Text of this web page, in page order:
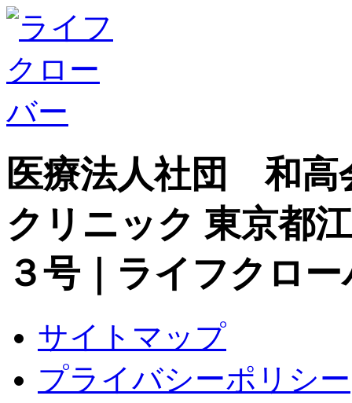
医療法人社団 和
クリニック 東京都
３号｜ライフクロ
サイトマップ
プライバシーポリシー